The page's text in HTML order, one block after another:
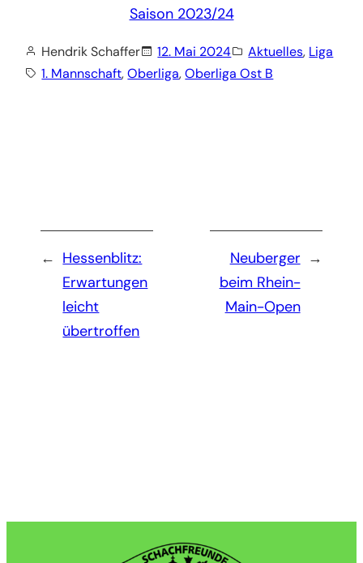
Saison 2023/24
Hendrik Schaffer 12. Mai 2024 Aktuelles, Liga
1. Mannschaft, Oberliga, Oberliga Ost B
← Hessenblitz:
Erwartungen
leicht
übertroffen
→
Neuberger
beim Rhein-
Main-Open